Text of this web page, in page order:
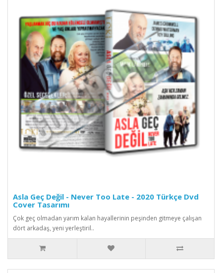
Asla Geç Değil - Never Too Late - 2020 Türkçe Dvd
Cover Tasarımı
Çok geç olmadan yarım kalan hayallerinin peşinden gitmeye çalışan
dört arkadaş, yeni yerleştiril..